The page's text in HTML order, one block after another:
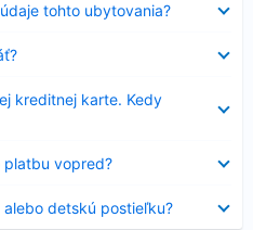
tohto ubytovania?
kreditnej karte. Kedy
platbu vopred?
detskú postieľku?